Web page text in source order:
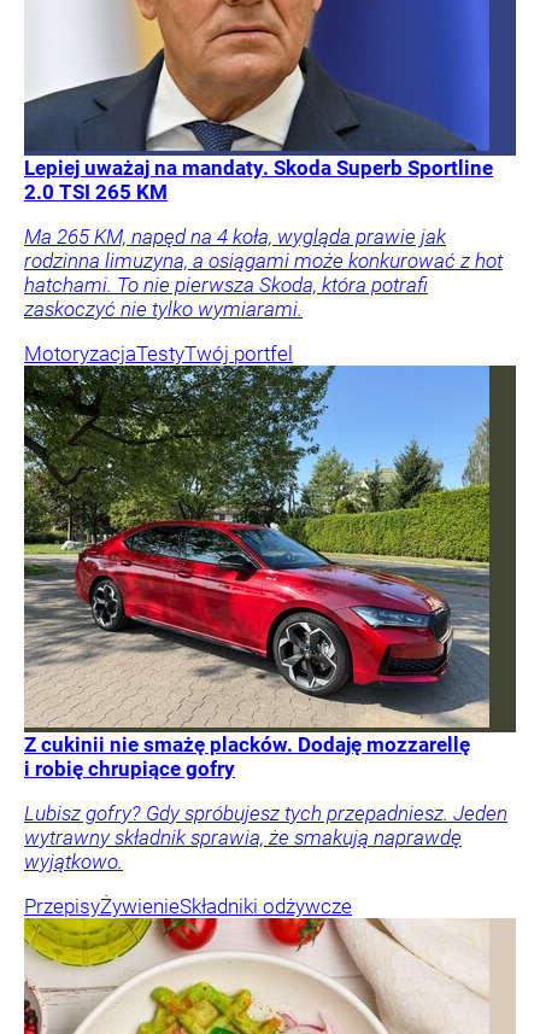
Lepiej uważaj na mandaty. Skoda Superb Sportline
2.0 TSI 265 KM
Ma 265 KM, napęd na 4 koła, wygląda prawie jak
rodzinna limuzyna, a osiągami może konkurować z hot
hatchami. To nie pierwsza Skoda, która potrafi
zaskoczyć nie tylko wymiarami.
MotoryzacjaTestyTwój portfel
Z cukinii nie smażę placków. Dodaję mozzarellę
i robię chrupiące gofry
Lubisz gofry? Gdy spróbujesz tych przepadniesz. Jeden
wytrawny składnik sprawia, że smakują naprawdę
wyjątkowo.
PrzepisyŻywienieSkładniki odżywcze